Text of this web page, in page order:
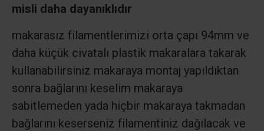
misli daha dayanıklıdır
makarasız filamentlerimizi orta çapı 94mm ve
daha küçük civatalı plastik makaralara takarak
kullanabilirsiniz makaraya montaj yapıldıktan
sonra bağlarını keselim makaraya
sabitlemeden yada hiçbir makaraya takmadan
bağlarını keserseniz filamentiniz dağılacak ve